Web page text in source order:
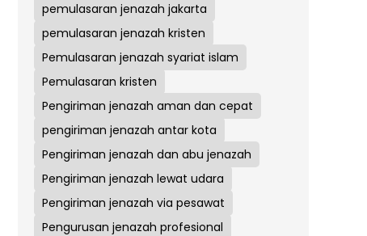
pemulasaran jenazah jakarta
pemulasaran jenazah kristen
Pemulasaran jenazah syariat islam
Pemulasaran kristen
Pengiriman jenazah aman dan cepat
pengiriman jenazah antar kota
Pengiriman jenazah dan abu jenazah
Pengiriman jenazah lewat udara
Pengiriman jenazah via pesawat
Pengurusan jenazah profesional